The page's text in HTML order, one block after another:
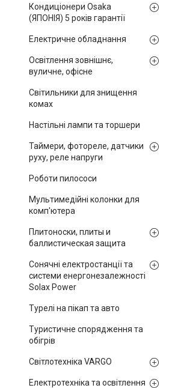
Кондиціонери Osaka
(ЯПОНІЯ) 5 років гарантії
Електричне обладнання
Освітлення зовнішнє,
вуличне, офісне
Світильники для знищення
комах
Настільні лампи та торшери
Таймери, фотореле, датчики
руху, реле напруги
Роботи пилососи
Мультимедійні колонки для
комп'ютера
Плитоноски, плиты и
баллистическая защита
Сонячні електростанції та
системи енергонезалежності
Solax Power
Турелі на пікап та авто
Туристичне спорядження та
обігрів
Світлотехніка VARGO
Електротехніка та освітлення